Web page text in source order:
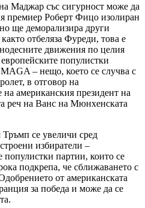
Маджар със сигурност може да
премиер Роберт Фицо изолиран
ще деморализира други
отбеляза Фуреди, това е
движения по целия
популистки
– нещо, което се случва с
в отговор на
американския президент на
реч на Ванс на Мюнхенската
се увеличи сред
избиратели –
партии, които се
подкрепа, че сближаването с
от американската
за победа и може да се